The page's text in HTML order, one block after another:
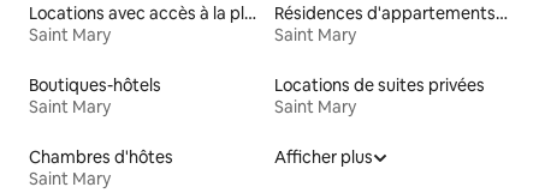
Locations avec accès à la plage
Saint Mary
Résidences d'appartements en location
Saint Mary
Boutiques-hôtels
Saint Mary
Locations de suites privées
Saint Mary
Chambres d'hôtes
Saint Mary
Afficher plus